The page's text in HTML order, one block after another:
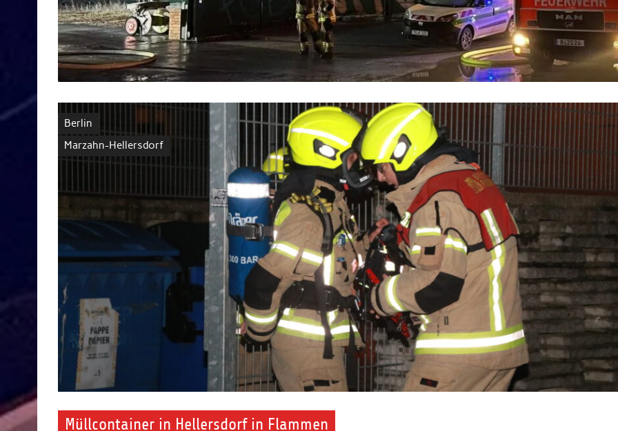
Berlin
Marzahn-Hellersdorf
Müllcontainer in Hellersdorf in Flammen